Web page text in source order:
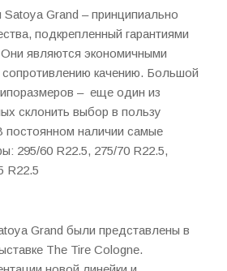
Grand – принципиально
подкрепленный гарантиями
являются экономичными
сопротивлению качению. Большой
– еще один из
склонить выбор в пользу
постоянном наличии самые
295/60 R22.5, 275/70 R22.5,
R22.5
Grand были представлены в
The Tire Cologne.